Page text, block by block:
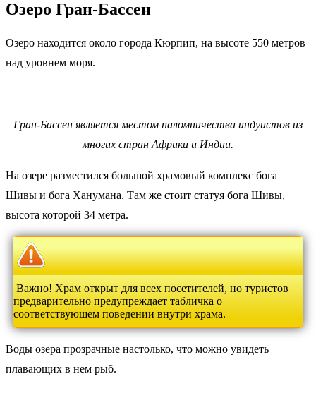
Озеро Гран-Бассен
Озеро находится около города Кюрпип, на высоте 550 метров
над уровнем моря.
Гран-Бассен является местом паломничества индуистов из
многих стран Африки и Индии.
На озере разместился большой храмовый комплекс бога
Шивы и бога Ханумана. Там же стоит статуя бога Шивы,
высота которой 34 метра.
Важно! Храм открыт для всех посетителей, но туристов
предварительно предупреждает табличка о
соответствующем поведении внутри храма.
Воды озера прозрачные настолько, что можно увидеть
плавающих в нем рыб.